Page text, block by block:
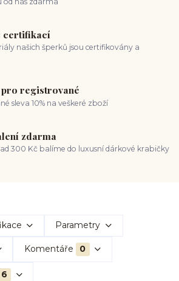
certifikací
našich šperků jsou certifikovány a
pro registrované
sleva 10% na veškeré zboží
zdarma
300 Kč balíme do luxusní dárkové krabičky
Parametry
Komentáře 0
6